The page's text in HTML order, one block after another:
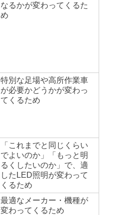
なるかが変わってくるた
め
特別な足場や高所作業車
が必要かどうかが変わっ
てくるため
「これまでと同じくらい
でよいのか」「もっと明
るくしたいのか」で、適
したLED照明が変わって
くるため
最適なメーカー・機種が
変わってくるため